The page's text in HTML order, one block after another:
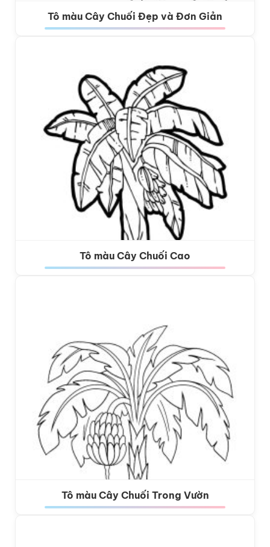
Tô màu Cây Chuối Đẹp và Đơn Giản
Tô màu Cây Chuối Cao
Tô màu Cây Chuối Trong Vườn